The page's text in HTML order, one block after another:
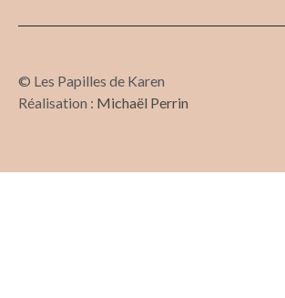
© Les Papilles de Karen
Réalisation : Michaël Perrin